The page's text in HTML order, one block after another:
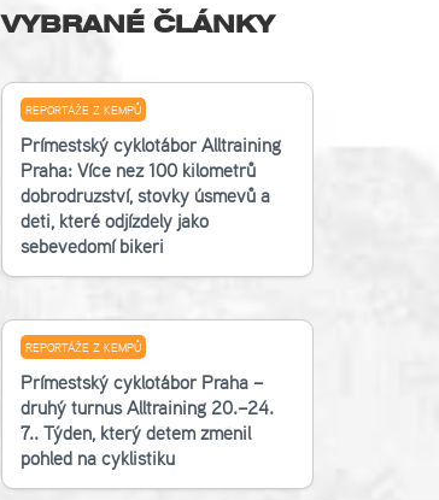
VYBRANÉ ČLÁNKY
REPORTÁŽE Z KEMPŮ
Příměstský cyklotábor Alltraining
Praha: Více než 100 kilometrů
dobrodružství, stovky úsměvů a
děti, které odjížděly jako
sebevědomí bikeři
REPORTÁŽE Z KEMPŮ
Příměstský cyklotábor Praha –
druhý turnus Alltraining 20.–24.
7.. Týden, který dětem změnil
pohled na cyklistiku